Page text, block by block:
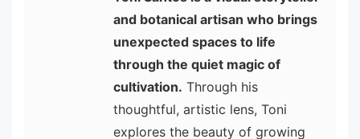
and botanical artisan who brings
unexpected spaces to life
through the quiet magic of
cultivation. Through his
thoughtful, artistic lens, Toni
explores the beauty of growing